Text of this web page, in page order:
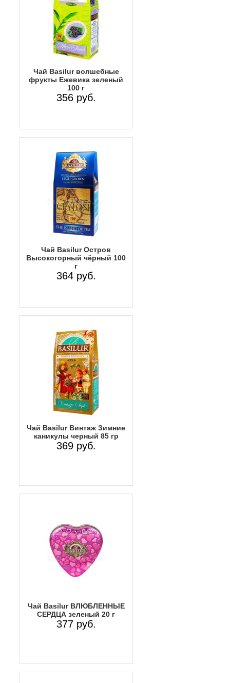
Чай Basilur волшебные
фрукты Ежевика зеленый
100 г
356 руб.
Чай Basilur Остров
Высокогорный чёрный 100
г
364 руб.
Чай Basilur Винтаж Зимние
каникулы черный 85 гр
369 руб.
Чай Basilur ВЛЮБЛЕННЫЕ
СЕРДЦА зеленый 20 г
377 руб.